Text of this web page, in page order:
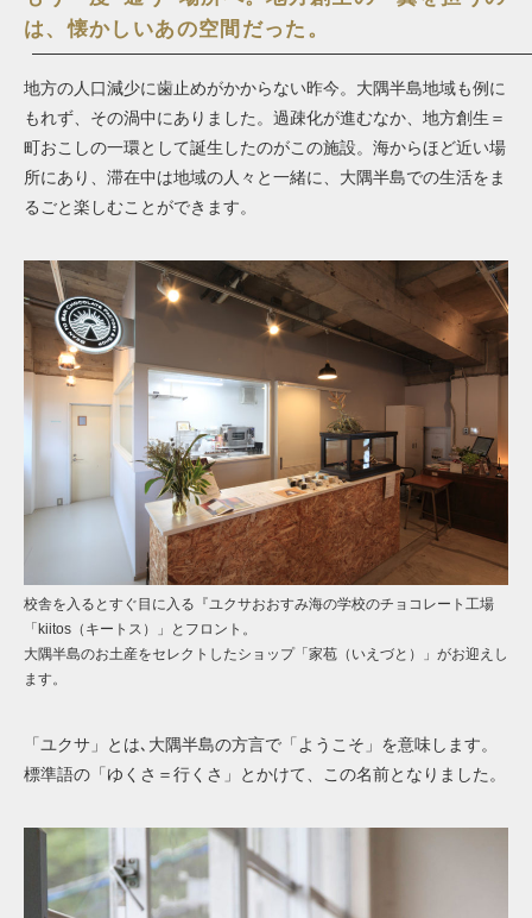
は、懐かしいあの空間だった。
地方の人口減少に歯止めがかからない昨今。大隅半島地域も例に
もれず、その渦中にありました。過疎化が進むなか、地方創生＝
町おこしの一環として誕生したのがこの施設。海からほど近い場
所にあり、滞在中は地域の人々と一緒に、 大隅半島での生活をま
るごと楽しむことができます。
校舎を入るとすぐ目に入る『ユクサおおすみ海の学校のチョコレート工場
「kiitos（キートス）」とフロント。
大隅半島のお土産をセレクトしたショップ「家苞（いえづと）」がお迎えし
ます。
「ユクサ」とは､大隅半島の方言で「ようこそ」を意味します。
標準語の「ゆくさ＝行くさ」とかけて、この名前となりました。